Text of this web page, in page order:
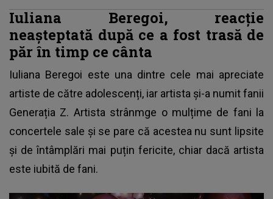
Iuliana Beregoi, reacție
neașteptată după ce a fost trasă de
păr în timp ce cânta
Iuliana Beregoi este una dintre cele mai apreciate
artiste de către adolescenți, iar artista și-a numit fanii
Generația Z. Artista strânmge o mulțime de fani la
concertele sale și se pare că acestea nu sunt lipsite
și de întâmplări mai puțin fericite, chiar dacă artista
este iubită de fani.